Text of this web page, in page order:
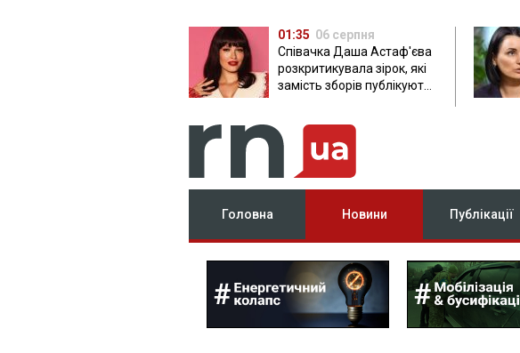
01:35 06 серпня
Співачка Даша Астаф'єва
розкритикувала зірок, які
замість зборів публікують
Головна Новини Публікації